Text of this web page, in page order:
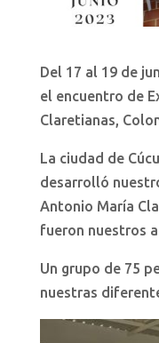
Del 17 al 19 de
el encuentro de
Claretianas,
La ciudad de
desarrolló
Antonio María
fueron nuestros
Un grupo de 75
nuestras